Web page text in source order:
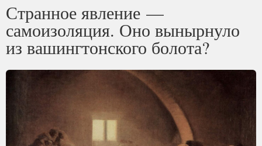
Странное явление —
самоизоляция. Оно вынырнуло
из вашингтонского болота?